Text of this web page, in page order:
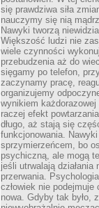
się prawdziwa siła
nauczymy się nią
Nawyki tworzą
Większość ludzi nie
wiele czynności
przebudzenia aż do
sięgamy po telefon,
zaczynamy pracę,
organizujemy
wynikiem
raczej efekt
długo, aż stają się
funkcjonowania.
sprzymierzeńcem, bo
psychiczną, ale mogą
jeśli utrwalają
przerwania.
człowiek nie
nowa. Gdyby tak było,